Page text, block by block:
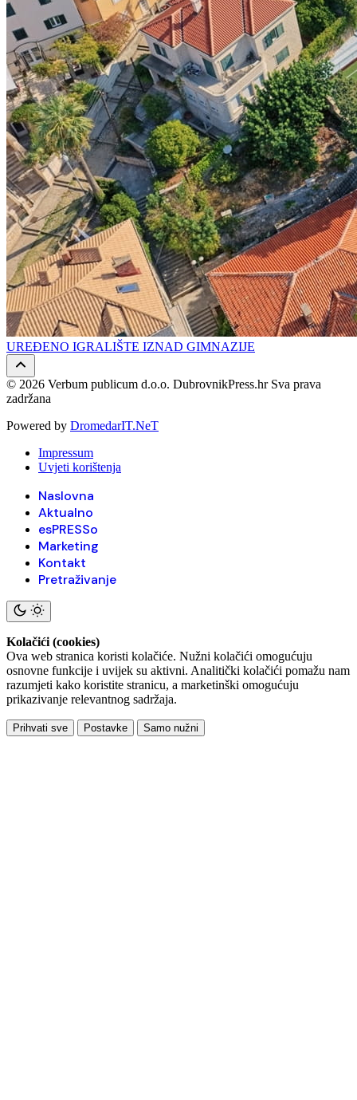
UREĐENO IGRALIŠTE IZNAD GIMNAZIJE
© 2026 Verbum publicum d.o.o. DubrovnikPress.hr Sva prava
zadržana
Powered by DromedarIT.NeT
Impressum
Uvjeti korištenja
Naslovna
Aktualno
esPRESSo
Marketing
Kontakt
Pretraživanje
Kolačići (cookies)
Ova web stranica koristi kolačiće. Nužni kolačići omogućuju
osnovne funkcije i uvijek su aktivni. Analitički kolačići pomažu nam
razumjeti kako koristite stranicu, a marketinški omogućuju
prikazivanje relevantnog sadržaja.
Prihvati sve Postavke Samo nužni